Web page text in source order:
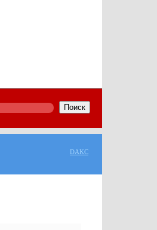
Поиск
DAKC